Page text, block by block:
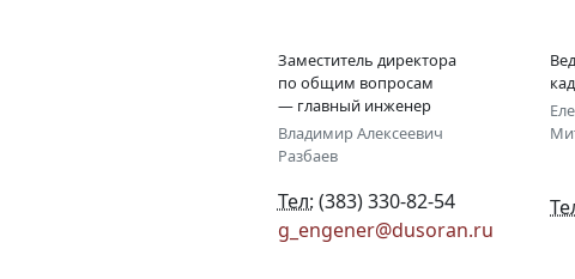
Заместитель директора
по общим вопросам
— главный инженер
Владимир Алексеевич
Разбаев
Тел: (383) 330-82-54
g_engener@dusoran.ru